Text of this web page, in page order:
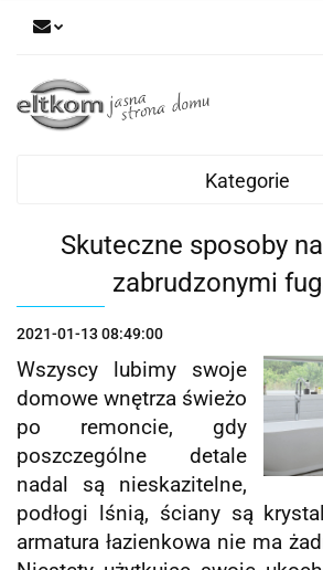
Kategorie
Skuteczne sposoby
zabrudzonymi
2021-01-13 08:49:00
Wszyscy lubimy swoje
domowe wnętrza świeżo
po remoncie, gdy
poszczególne detale
nadal są nieskazitelne,
podłogi lśnią, ściany są
armatura łazienkowa nie ma